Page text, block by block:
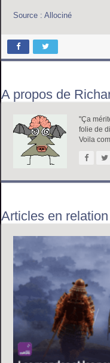
Source : Allociné
A propos de
"Ça
folie de
Voila
Articles en relation